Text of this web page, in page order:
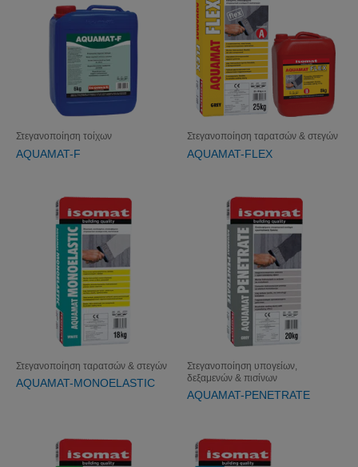
Στεγανοποίηση τοίχων
AQUAMAT-F
Στεγανοποίηση ταρατσών & στεγών
AQUAMAT-FLEX
Στεγανοποίηση ταρατσών & στεγών
AQUAMAT-MONOELASTIC
Στεγανοποίηση υπογείων,
δεξαμενών & πισίνων
AQUAMAT-PENETRATE